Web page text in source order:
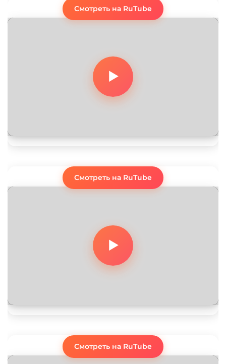
Смотреть на RuTube
Смотреть на RuTube
Смотреть на RuTube